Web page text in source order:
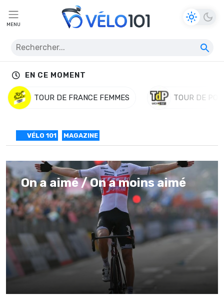
MENU
EN CE MOMENT
TOUR DE FRANCE FEMMES TOUR DE
VÉLO 101 MAGAZINE
On a aimé / On a moins aimé